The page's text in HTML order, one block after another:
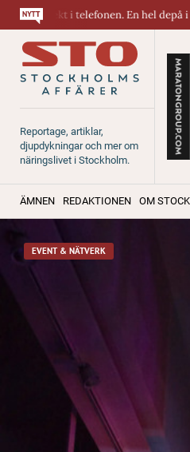
En hel depå i fickan med Renta
Reportage, artiklar,
djupdykningar och mer om
näringslivet i Stockholm.
ÄMNEN REDAKTIONEN OM
EVENT & NÄTVERK